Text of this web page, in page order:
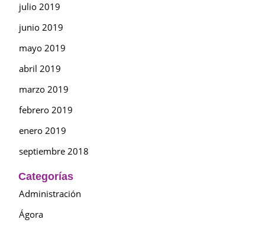
julio 2019
junio 2019
mayo 2019
abril 2019
marzo 2019
febrero 2019
enero 2019
septiembre 2018
Categorías
Administración
Ágora